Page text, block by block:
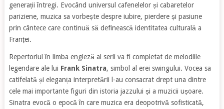
generații întregi. Evocând universul cafenelelor și cabaretelor
pariziene, muzica sa vorbește despre iubire, pierdere și pasiune
prin cântece care continuă să definească identitatea culturală a
Franței.
Repertoriul în limba engleză al serii va fi completat de melodiile
legendare ale lui Frank Sinatra, simbol al erei swingului. Vocea sa
catifelată și eleganța interpretării l-au consacrat drept una dintre
cele mai importante figuri din istoria jazzului și a muzicii ușoare.
Sinatra evocă o epocă în care muzica era deopotrivă sofisticată,